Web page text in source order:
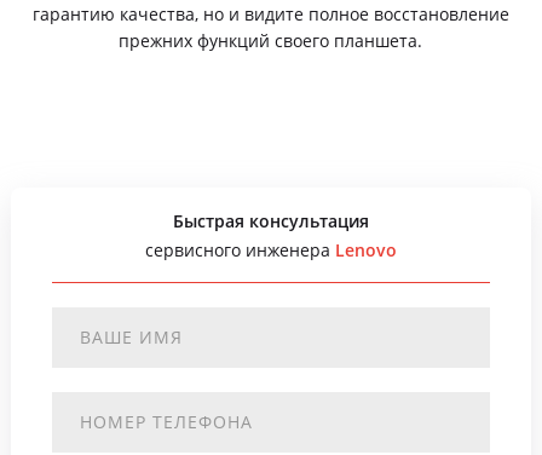
гарантию качества, но и видите полное восстановление
прежних функций своего планшета.
Быстрая консультация
сервисного инженера Lenovo